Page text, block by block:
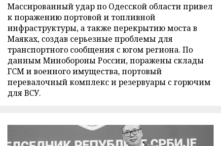
Массированный удар по Одесской области привел
к поражению портовой и топливной
инфраструктуры, а также перекрытию моста в
Маяках, создав серьезные проблемы для
транспортного сообщения с югом региона. По
данным Минобороны России, поражены склады
ГСМ и военного имущества, портовый
перевалочный комплекс и резервуары с горючим
для ВСУ.